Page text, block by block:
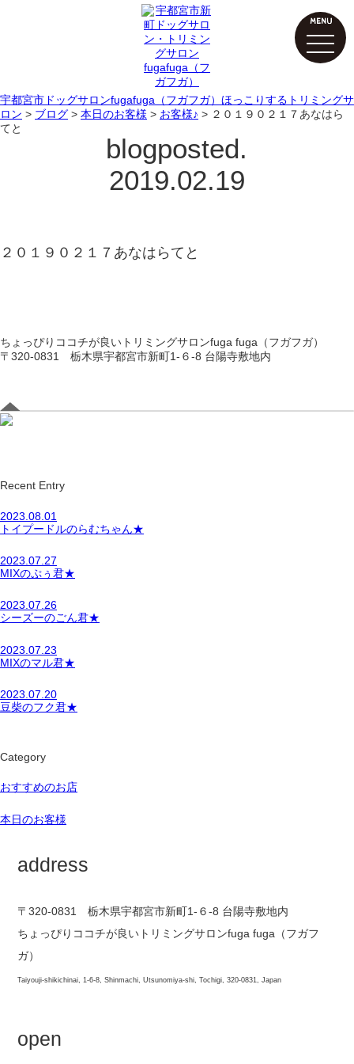
MENU
宇都宮市ドッグサロンfugafuga（フガフガ）ほっこりするトリミングサ
ロン > ブログ > 本日のお客様 > お客様♪ > ２０１９０２１７あなはら
てと
blogposted.
2019.02.19
２０１９０２１７あなはらてと
ちょっぴりココチが良いトリミングサロンfuga fuga（フガフガ）
〒320-0831 栃木県宇都宮市新町1-６-8 台陽寺敷地内
Recent Entry
2023.08.01
トイプードルのらむちゃん★
2023.07.27
MIXのぷぅ君★
2023.07.26
シーズーのごん君★
2023.07.23
MIXのマル君★
2023.07.20
豆柴のフク君★
Category
おすすめのお店
本日のお客様
address
〒320-0831 栃木県宇都宮市新町1-６-8 台陽寺敷地内
ちょっぴりココチが良いトリミングサロンfuga fuga（フガフ
ガ）
Taiyouji-shikichinai, 1-6-8, Shinmachi, Utsunomiya-shi, Tochigi, 320-0831, Japan
open